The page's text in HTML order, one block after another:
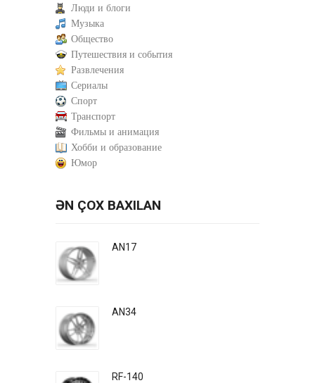
Люди и блоги
Музыка
Общество
Путешествия и события
Развлечения
Сериалы
Спорт
Транспорт
Фильмы и анимация
Хобби и образование
Юмор
ƏN ÇOX BAXILAN
AN17
AN34
RF-140